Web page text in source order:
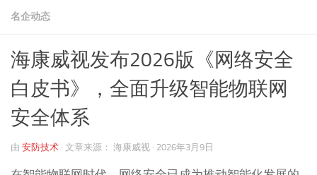
名企动态
海康威视发布2026版《网络安全
白皮书》，全面升级智能物联网
安全体系
由 安防技术 · 文章来源： 海康威视 · 2026年3月9日